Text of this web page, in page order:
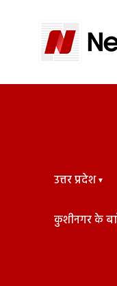
उत्तर प्रदेश
कुशीनगर के